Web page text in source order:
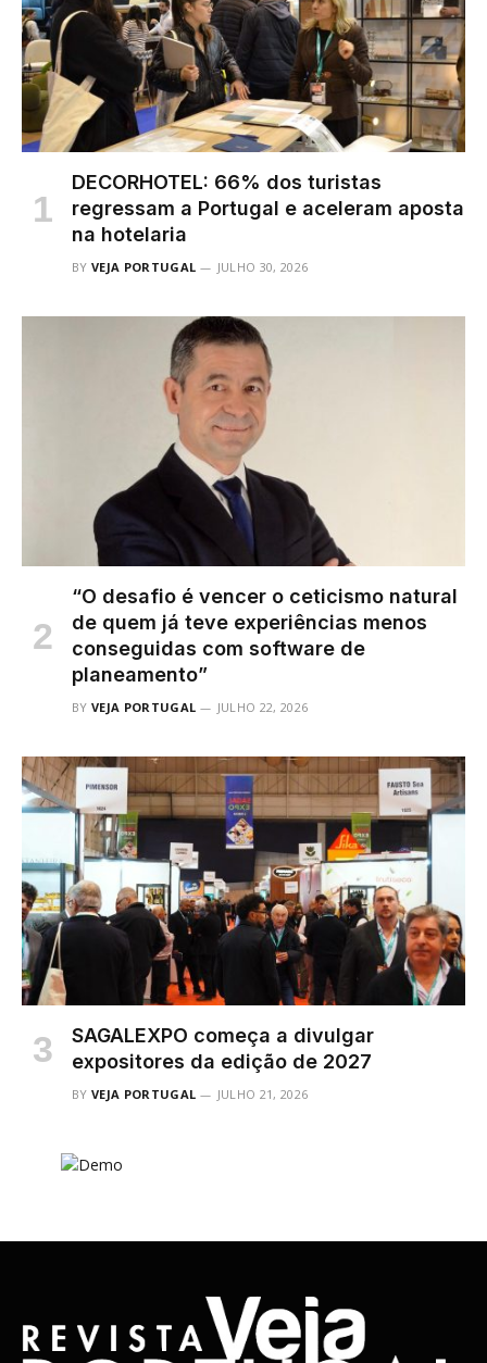
DECORHOTEL: 66% dos turistas
regressam a Portugal e aceleram aposta
na hotelaria
BY VEJA PORTUGAL JULHO 30, 2026
“O desafio é vencer o ceticismo natural
de quem já teve experiências menos
conseguidas com software de
planeamento”
BY VEJA PORTUGAL JULHO 22, 2026
SAGALEXPO começa a divulgar
expositores da edição de 2027
BY VEJA PORTUGAL JULHO 21, 2026